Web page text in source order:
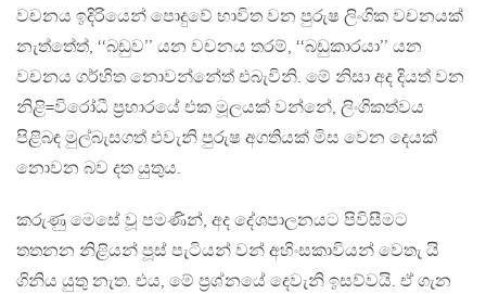
වචනය ඉදිරියෙන් පොදුවේ භාවිත වන පුරුෂ ලිංගික වචනයක්
නැත්තේත්, ‘‘බඩුව’’ යන වචනය තරම්, ‘‘බඩුකාරයා’’ යන
වචනය ගර්හිත නොවන්නේත් එබැවිනි. මේ නිසා අද දියත් වන
නිළි=විරෝධී ප‍්‍රහාරයේ එක මූලයක් වන්නේ, ලිංගිකත්වය
පිළිබඳ මුල්බැසගත් එවැනි පුරුෂ අගතියක් මිස වෙන දෙයක්
නොවන බව දත යුතුය.
කරුණු මෙසේ වූ පමණින්, අද දේශපාලනයට පිවිසීමට
තතනන නිළියන් පූස් පැටියන් වන් අහිංසකාවියන් වෙතැ යි
ගිනිය යුතු නැත. එය, මේ ප‍්‍රශ්නයේ දෙවැනි ඉසව්වයි. ඒ ගැන